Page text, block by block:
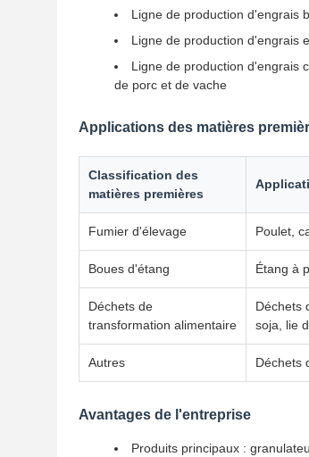
Ligne de production d'engrais
Ligne de production d'engrais
Ligne de production d'engrais
de porc et de vache
Applications des matières
Classification des
matières premières
Fumier d'élevage Poulet,
Boues d'étang Étang à
Déchets de
transformation alimentaire
Déchets
soja, lie
Autres Déchets
Avantages de l'entreprise
Produits principaux :